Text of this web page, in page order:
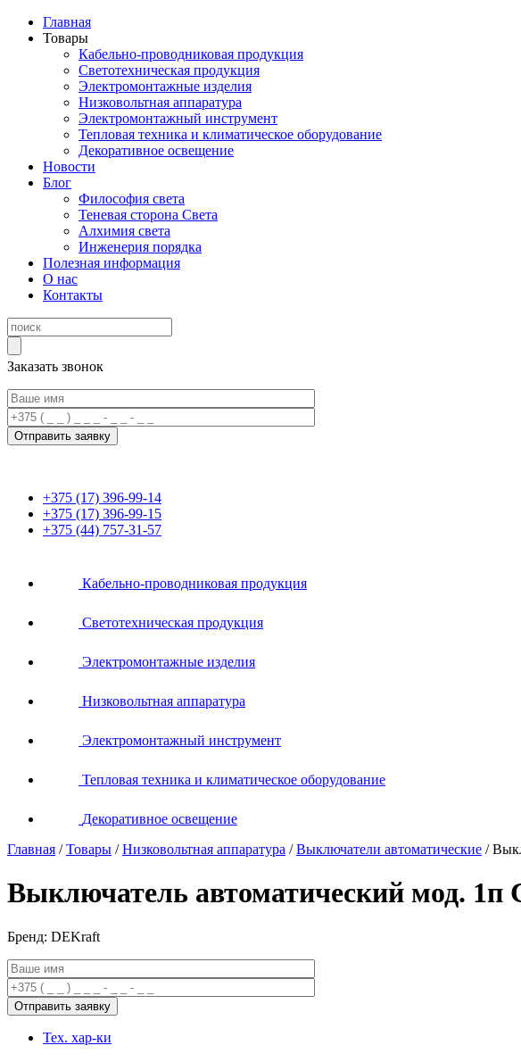
Главная
Товары
Кабельно-проводниковая продукция
Светотехническая продукция
Электромонтажные изделия
Низковольтная аппаратура
Электромонтажный инструмент
Тепловая техника и климатическое оборудование
Декоративное освещение
Новости
Блог
Философия света
Теневая сторона Света
Алхимия света
Инженерия порядка
Полезная информация
О нас
Контакты
Заказать звонок
+375 (17) 396-99-14
+375 (17) 396-99-15
+375 (44) 757-31-57
Кабельно-проводниковая продукция
Светотехническая продукция
Электромонтажные изделия
Низковольтная аппаратура
Электромонтажный инструмент
Тепловая техника и климатическое оборудование
Декоративное освещение
Главная /Товары /Низковольтная аппаратура /Выключатели автоматические /
Выключатель автоматический мод. 1п
Бренд: DEKraft
Тех. хар-ки